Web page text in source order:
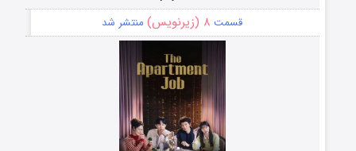
قسمت ۸ (زیرنویس) منتشر شد